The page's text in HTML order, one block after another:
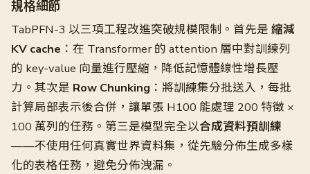
規格細節
TabPFN-3 以三項工程改進突破規模限制。首先是 縮減
KV cache ：在 Transformer 的 attention 層中對訓練列
的 key-value 向量進行壓縮，降低記憶體線性增長壓
力。其次是 Row Chunking ：將訓練集分批送入，每批
計算局部表示後合併，讓單張 H100 能處理 200 特徵 ×
100 萬列的任務。第三是模型完全以合成資料預訓練
——不使用任何真實世界資料集，從先驗分佈生成多樣
化的表格任務，避免分佈洩漏。